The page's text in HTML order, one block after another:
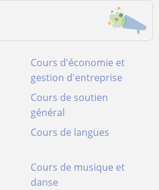
Cours d'économie et
gestion d'entreprise
Cours de soutien
général
Cours de langues
Cours de musique et
danse